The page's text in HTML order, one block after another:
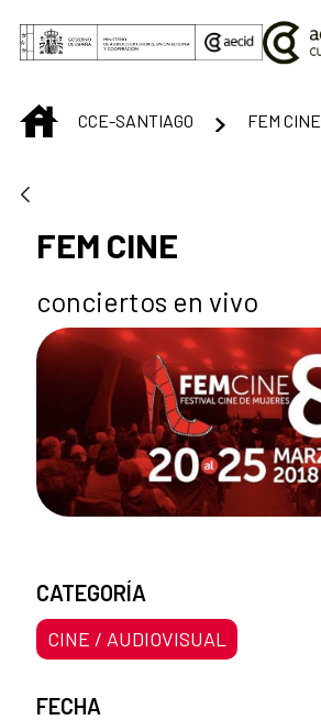
Saltar al contenido principal
INICIOCCE-SANTIAGO FEM CINE
FEM CINE
conciertos en vivo
CATEGORÍA
CINE / AUDIOVISUAL
FECHA